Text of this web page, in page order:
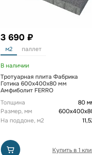
3 690 ₽
м2 паллет
В наличии
Тротуарная плита Фабрика
Готика 600х400х80 мм
Амфиболит FERRO
Толщина
80
Размер, мм
На поддоне, м2
Купить в 1